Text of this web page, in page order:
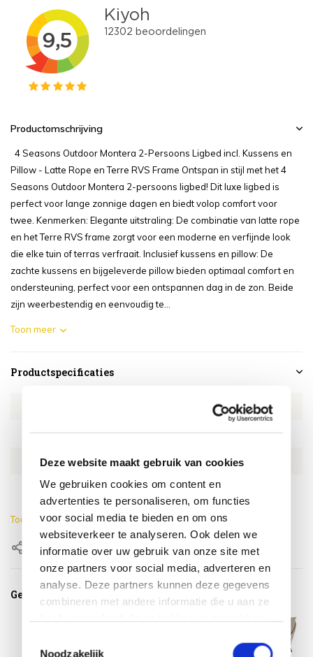
Deze website maakt gebruik van cookies
We gebruiken cookies om content en
advertenties te personaliseren, om functies
voor social media te bieden en om ons
websiteverkeer te analyseren. Ook delen we
informatie over uw gebruik van onze site met
onze partners voor social media, adverteren en
analyse. Deze partners kunnen deze gegevens
combineren met andere informatie die u aan ze
Noodzakelijk
Productomschrijving
4 Seasons Outdoor Montera 2-Persoons Ligbed incl. Kussens en
Pillow - Latte Rope en Terre RVS Frame Ontspan in stijl met het 4
Seasons Outdoor Montera 2-persoons ligbed! Dit luxe ligbed is
perfect voor lange zonnige dagen en biedt volop comfort voor
twee. Kenmerken: Elegante uitstraling: De combinatie van latte rope
en het Terre RVS frame zorgt voor een moderne en verfijnde look
die elke tuin of terras verfraait. Inclusief kussens en pillow: De
zachte kussens en bijgeleverde pillow bieden optimaal comfort en
ondersteuning, perfect voor een ontspannen dag in de zon. Beide
zijn weerbestendig en eenvoudig te...
Toon meer
Productspecificaties
SKU 4SO214120
EAN 8720087020143
Kleur Terre
Toon meer
Delen
Gerelateerde producten